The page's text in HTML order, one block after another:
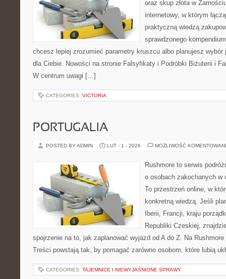
oraz skup złota w
internetowy, w którym
praktyczną wiedzą
sprawdzonego
chcesz lepiej zrozumieć parametry kruszcu albo planujesz
dla Ciebie. Nowości na stronie Falsyfikaty i Podróbki Biżuterii i
W centrum uwagi […]
CATEGORIES: VICTORIA
PORTUGALIA
POSTED BY ADMIN LUT - 1 - 2026 MOŻLIWOŚĆ
Rushmore to serwis
o osobach zakochanych w
To przestrzeń online, w
konkretną wiedzą. Jeśli
Iberii, Francji, kraju
Republiki Czeskiej,
spojrzenie na to, jak zaplanować wyjazd od A do Z. Na
Treści powstają tak, by pomagać zarówno osobom, które lubią
CATEGORIES: TAJEMNICE I NIEWYJAŚNIONE SPRAWY